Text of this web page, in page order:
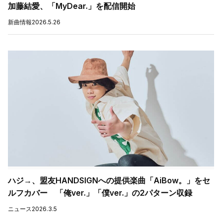
加藤結愛、「MyDear.」を配信開始
新曲情報2026.5.26
ハジ→、盟友HANDSIGNへの提供楽曲「AiBow。」をセ
ルフカバー 「俺ver.」「僕ver.」の2パターン収録
ニュース2026.3.5